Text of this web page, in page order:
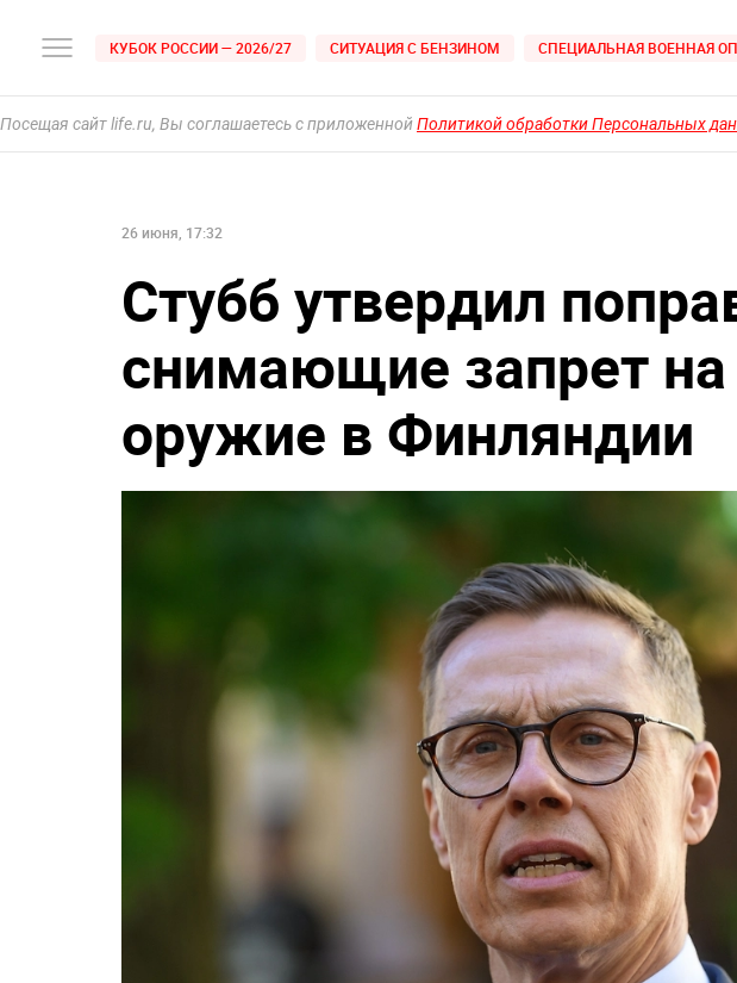
КУБОК РОССИИ — 2026/27 СИТУАЦИЯ С БЕНЗИНОМ СПЕЦИАЛЬНАЯ ВОЕННАЯ
Посещая сайт life.ru, Вы соглашаетесь с приложеннойПолитикой обработки Персональных
26 июня, 17:32
Стубб утвердил
снимающие запрет
оружие в Финляндии